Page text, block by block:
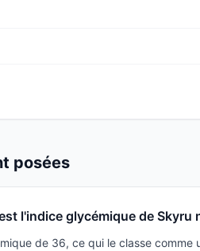
posées
l'indice glycémique de Skyru
de 36, ce qui le classe comme